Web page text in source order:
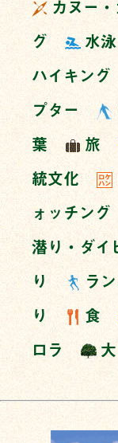
カヌー
グ
水泳
ハイキング
プター
葉
旅
統文化
ォッチング
潜り・ダイ
り
ラ
り
食
ロラ